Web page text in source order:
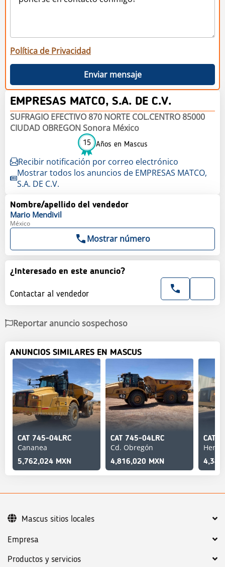
Política de Privacidad
Enviar mensaje
EMPRESAS MATCO, S.A. DE C.V.
SUFRAGIO EFECTIVO 870 NORTE COL.CENTRO 85000
CIUDAD OBREGON Sonora México
15 Años en Mascus
Recibir notificación por correo electrónico
Mostrar todos los anuncios de EMPRESAS MATCO,
S.A. DE C.V.
Nombre/apellido del vendedor
Mario Mendivil
México
Mostrar número
¿Interesado en este anuncio?
Contactar al vendedor
Reportar anuncio sospechoso
ANUNCIOS SIMILARES EN MASCUS
CAT 745-04LRC
Cananea
5,762,024 MXN
CAT 745-04LRC
Cd. Obregón
4,816,020 MXN
CAT
Empresa
Productos y servicios
Mascus sitios locales